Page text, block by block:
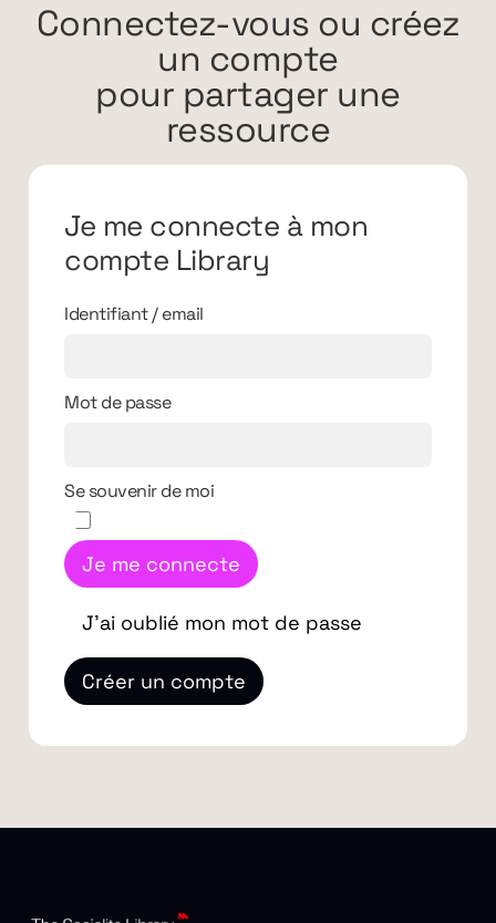
Connectez-vous ou créez
un compte
pour partager une
ressource
Je me connecte à mon
compte Library
Identifiant / email
Mot de passe
Se souvenir de moi
Je me connecte
J'ai oublié mon mot de passe
Créer un compte